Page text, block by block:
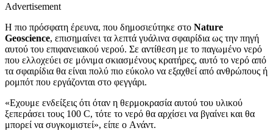
Advertisement
Η πιο πρόσφατη έρευνα, που δημοσιεύτηκε στο Nature
Geoscience, επισημαίνει τα λεπτά γυάλινα σφαιρίδια ως την πηγή
αυτού του επιφανειακού νερού. Σε αντίθεση με το παγωμένο νερό
που ελλοχεύει σε μόνιμα σκιασμένους κρατήρες, αυτό το νερό από
τα σφαιρίδια θα είναι πολύ πιο εύκολο να εξαχθεί από ανθρώπους ή
ρομπότ που εργάζονται στο φεγγάρι.
«Εχουμε ενδείξεις ότι όταν η θερμοκρασία αυτού του υλικού
ξεπεράσει τους 100 C, τότε το νερό θα αρχίσει να βγαίνει και θα
μπορεί να συγκομιστεί», είπε ο Aνάντ.